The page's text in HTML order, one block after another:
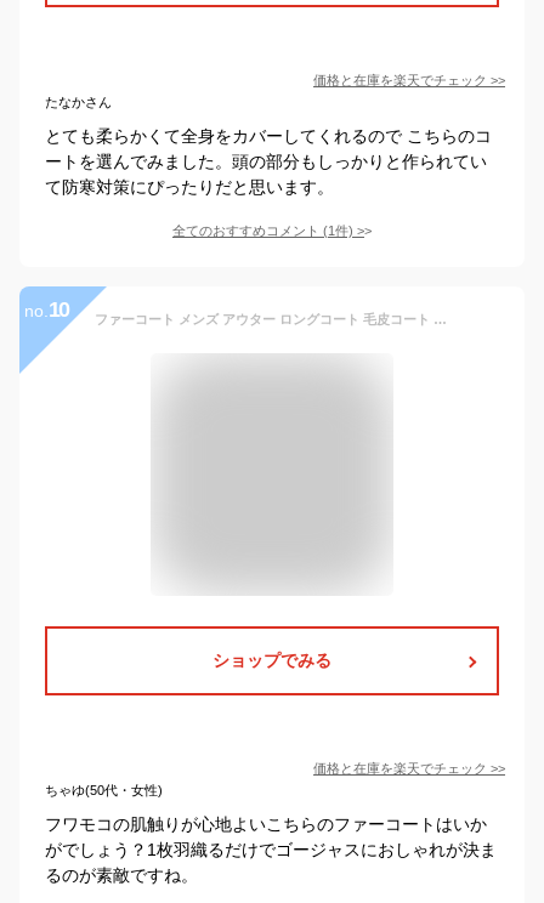
価格と在庫を楽天でチェック >>
たなかさん
とても柔らかくて全身をカバーしてくれるので こちらのコ
ートを選んでみました。頭の部分もしっかりと作られてい
て防寒対策にぴったりだと思います。
全てのおすすめコメント (1件) >
no. 10 ファーコート メンズ アウター ロングコート 毛皮コート 暖かい 防寒 ボアコート ファージャケット ステンカラーコート 大きいサイズ オフィス カジュアル おしゃれ ジャンパー ブルゾン ボアジャケット きれいめ 20代 30代 40代 50代 厚手 秋冬
ショップでみる
価格と在庫を楽天でチェック >>
ちゃゆ(50代・女性)
フワモコの肌触りが心地よいこちらのファーコートはいか
がでしょう？1枚羽織るだけでゴージャスにおしゃれが決ま
るのが素敵ですね。